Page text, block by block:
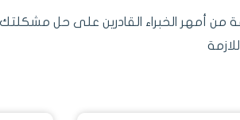
أمهر الخبراء القادرين على حل مشكلتك